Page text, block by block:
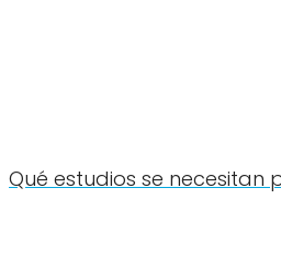
Qué estudios se necesitan